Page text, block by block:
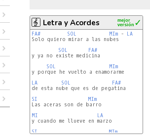
Letra y Acordes ✓
mejor
versión
FA# SOL MIm - LA
Solo quiero mirar a las nubes
SOL
FA#
y ya no existe medicina
SOL
MIm
y porque he vuelto a enamorarme
LA
SOL
FA#
de esta nube que es de pegatina
SI
MIm
Las aceras son de barro
MI
LA
y cuando me llueve en marzo
SI
MIm